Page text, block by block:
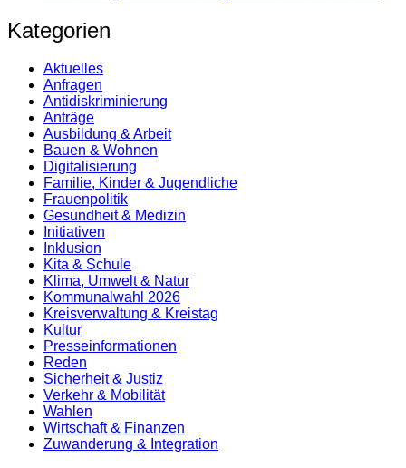
Kategorien
Aktuelles
Anfragen
Antidiskrimi­nierung
Anträge
Ausbildung & Arbeit
Bauen & Wohnen
Digitalisierung
Familie, Kinder & Jugendliche
Frauenpolitik
Gesundheit & Medizin
Initiativen
Inklusion
Kita & Schule
Klima, Umwelt & Natur
Kommunalwahl 2026
Kreisverwaltung & Kreistag
Kultur
Presse­informationen
Reden
Sicherheit & Justiz
Verkehr & Mobilität
Wahlen
Wirtschaft & Finanzen
Zuwanderung & Integration